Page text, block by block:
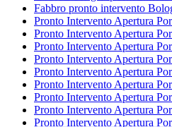
Fabbro pronto intervento
Pronto Intervento Apertura
Pronto Intervento Apertura
Pronto Intervento Apertura
Pronto Intervento Apertura
Pronto Intervento Apertura
Pronto Intervento Apertura
Pronto Intervento Apertura
Pronto Intervento Apertura
Pronto Intervento Apertura